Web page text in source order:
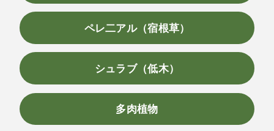
ペレ二アル（宿根草）
シュラブ（低木）
多肉植物